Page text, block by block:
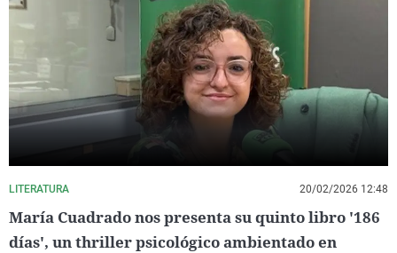
LITERATURA 20/02/2026 12:48
María Cuadrado nos presenta su quinto libro '186
días', un thriller psicológico ambientado en